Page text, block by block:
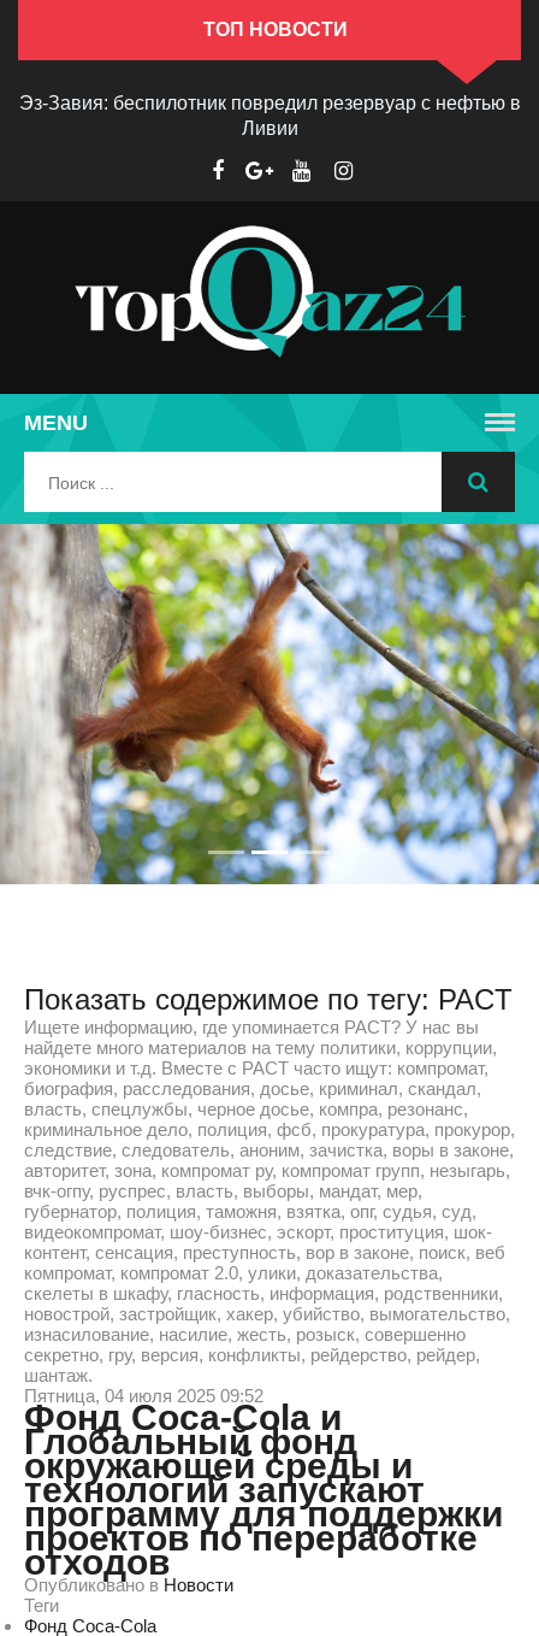
ТОП НОВОСТИ
Эз-Завия: беспилотник повредил резервуар с нефтью в
Ливии
MENU
Показать содержимое по тегу: PACT
Ищете информацию, где упоминается PACT? У нас вы
найдете много материалов на тему политики, коррупции,
экономики и т.д. Вместе с PACT часто ищут: компромат,
биография, расследования, досье, криминал, скандал,
власть, спецлужбы, черное досье, компра, резонанс,
криминальное дело, полиция, фсб, прокуратура, прокурор,
следствие, следователь, аноним, зачистка, воры в законе,
авторитет, зона, компромат ру, компромат групп, незыгарь,
вчк-огпу, руспрес, власть, выборы, мандат, мер,
губернатор, полиция, таможня, взятка, опг, судья, суд,
видеокомпромат, шоу-бизнес, эскорт, проституция, шок-
контент, сенсация, преступность, вор в законе, поиск, веб
компромат, компромат 2.0, улики, доказательства,
скелеты в шкафу, гласность, информация, родственники,
новострой, застройщик, хакер, убийство, вымогательство,
изнасилование, насилие, жесть, розыск, совершенно
секретно, гру, версия, конфликты, рейдерство, рейдер,
шантаж.
Пятница, 04 июля 2025 09:52
Фонд Coca-Cola и
Глобальный фонд
окружающей среды и
технологий запускают
программу для поддержки
проектов по переработке
отходов
Опубликовано в Новости
Теги
Фонд Coca-Cola